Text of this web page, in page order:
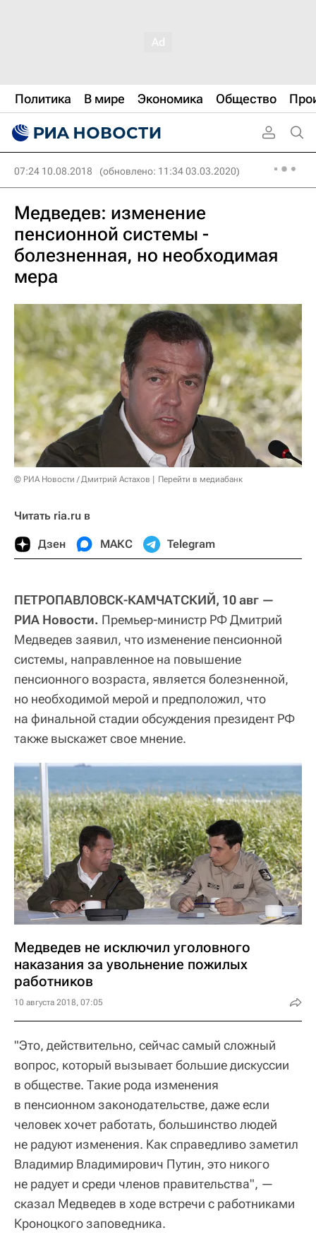
Политика В мире Экономика Общество
07:24 10.08.2018 (обновлено: 11:34 03.03.2020)
Медведев: изменение
пенсионной системы -
болезненная, но необходимая
мера
© РИА Новости / Дмитрий Астахов Перейти в медиабанк
Читать ria.ru в
Дзен МАКС Telegram
ПЕТРОПАВЛОВСК-КАМЧАТСКИЙ, 10 авг —
РИА Новости. Премьер-министр РФ Дмитрий
Медведев заявил, что изменение пенсионной
системы, направленное на повышение
пенсионного возраста, является болезненной,
но необходимой мерой и предположил, что
на финальной стадии обсуждения президент РФ
также выскажет свое мнение.
Медведев не исключил уголовного
наказания за увольнение пожилых
работников
10 августа 2018, 07:05
"Это, действительно, сейчас самый сложный
вопрос, который вызывает большие дискуссии
в обществе. Такие рода изменения
в пенсионном законодательстве, даже если
человек хочет работать, большинство людей
не радуют изменения. Как справедливо заметил
Владимир Владимирович Путин, это никого
не радует и среди членов правительства", —
сказал Медведев в ходе встречи с работниками
Кроноцкого заповедника.